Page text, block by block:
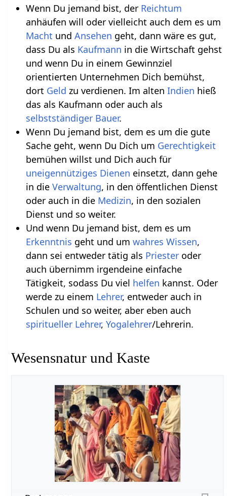
Wenn Du jemand bist, der Reichtum
anhäufen will oder vielleicht auch dem es um
Macht und Ansehen geht, dann wäre es gut,
dass Du als Kaufmann in die Wirtschaft gehst
und wenn Du in einem Gewinnziel
orientierten Unternehmen Dich bemühst,
dort Geld zu verdienen. Im alten Indien hieß
das als Kaufmann oder auch als
selbstständiger Bauer.
Wenn Du jemand bist, dem es um die gute
Sache geht, wenn Du Dich um Gerechtigkeit
bemühen willst und Dich auch für
uneigennütziges Dienen einsetzt, dann gehe
in die Verwaltung, in den öffentlichen Dienst
oder auch in die Medizin, in den sozialen
Dienst und so weiter.
Und wenn Du jemand bist, dem es um
Erkenntnis geht und um wahres Wissen,
dann sei entweder tätig als Priesteroder
auch übernimm irgendeine einfache
Tätigkeit, sodass Du viel helfen kannst. Oder
werde zu einem Lehrer, entweder auch in
Schulen und so weiter, aber eben auch
spiritueller Lehrer, Yogalehrer/Lehrerin.
Wesensnatur und Kaste